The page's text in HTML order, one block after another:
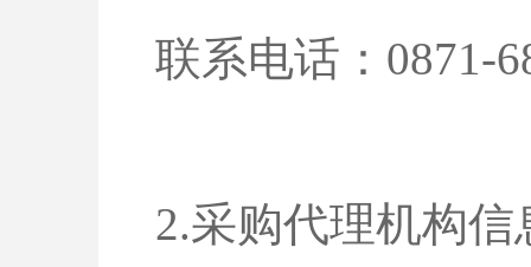
联系电话：0871-
2.采购代理机构信